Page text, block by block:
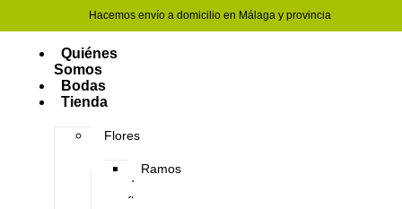
Hacemos envío a domicilio en Málaga y provincia
Quiénes
Somos
Bodas
Tienda
Flores
Ramos
de
flores